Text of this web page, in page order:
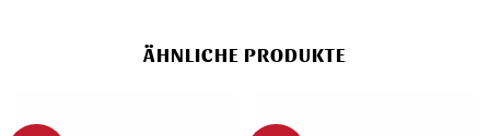
ÄHNLICHE PRODUKTE